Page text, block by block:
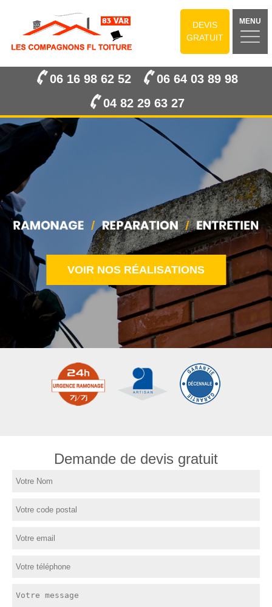
DEVIS
GRATUIT
MENU
06 16 98 62 52
06 64 03 89 98
04 82 29 63 27
VOIR NOS RÉALISATIONS
Demande de devis gratuit